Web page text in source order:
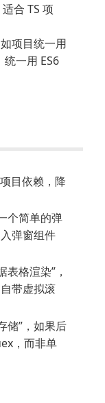
合 TS 项
如项目统一用
一用 ES6
目依赖，降
个简单的弹
弹窗组件
表格渲染”，
带虚拟滚
储”，如果后
，而非单